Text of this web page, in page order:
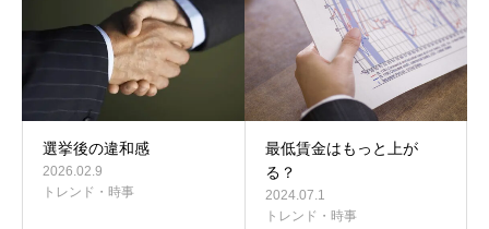
選挙後の違和感
2026.02.9
トレンド・時事
最低賃金はもっと上が
る？
2024.07.1
トレンド・時事